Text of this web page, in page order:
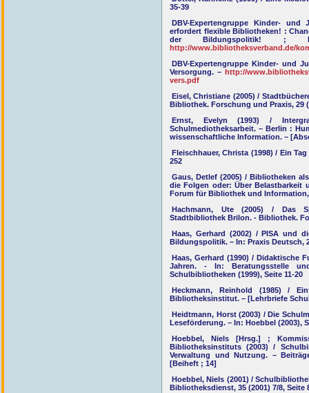
35-39
DBV-Expertengruppe Kinder- und
erfordert flexible Bibliotheken! :
der Bildungspolitik! ;
http://www.bibliotheksverband.de/
DBV-Expertengruppe Kinder- und
Versorgung. – http://
vers.pdf
Eisel, Christiane (2005) /
Bibliothek. Forschung und Praxis, 29
Ernst, Evelyn (1993) /
Schulmediotheksarbeit. – Berlin :
wissenschaftliche Information. –
Fleischhauer, Christa (1998) / Ein
252
Gaus, Detlef (2005) / Bibliotheken
die Folgen oder: Über Belastbarkeit
Forum für Bibliothek und Information,
Hachmann, Ute (2005) / Das
Stadtbibliothek Brilon. - Bibliothek.
Haas, Gerhard (2002) / PISA und
Bildungspolitik. – In: Praxis Deutsch,
Haas, Gerhard (1990) / Didaktische
Jahren. - In: Beratungsstelle
Schulbibliotheken (1999), Seite 11-20
Heckmann, Reinhold (1985) /
Bibliotheksinstitut. – [Lehrbriefe
Heidtmann, Horst (2003) / Die
Leseförderung. – In: Hoebbel (2003),
Hoebbel, Niels [Hrsg.] ;
Bibliotheksinstituts (2003) /
Verwaltung und Nutzung. –
[Beiheft ; 14]
Hoebbel, Niels (2001) /
Bibliotheksdienst, 35 (2001) 7/8, Seite